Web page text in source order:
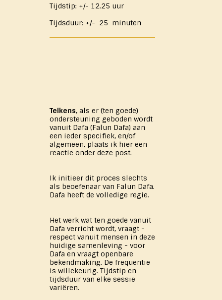
Tijdstip: +/- 12.25 uur
Tijdsduur: +/- 25 minuten
Telkens, als er (ten goede)
ondersteuning geboden wordt
vanuit Dafa (Falun Dafa) aan
een ieder specifiek, en/of
algemeen, plaats ik hier een
reactie onder deze post.
Ik initieer dit proces slechts
als beoefenaar van Falun Dafa.
Dafa heeft de volledige regie.
Het werk wat ten goede vanuit
Dafa verricht wordt, vraagt -
respect vanuit mensen in deze
huidige samenleving - voor
Dafa en vraagt openbare
bekendmaking. De frequentie
is willekeurig. Tijdstip en
tijdsduur van elke sessie
variëren.